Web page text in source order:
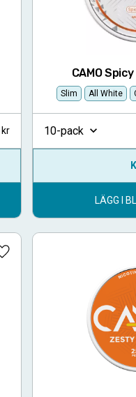
CAMO
Slim All White
10-pack
LÄGG I
Lägg till i favoriter